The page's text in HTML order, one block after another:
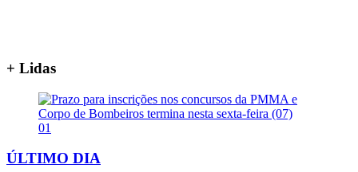
+ Lidas
01
ÚLTIMO DIA